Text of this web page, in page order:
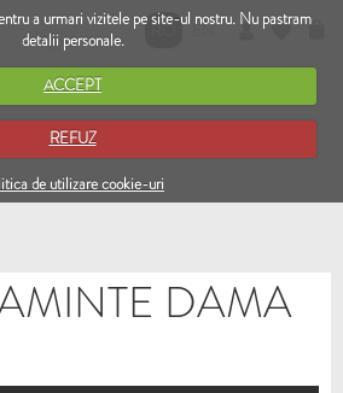
a urmari vizitele pe site-ul nostru. Nu pastram
detalii personale.
ACCEPT
REFUZ
de utilizare cookie-uri
RO EN
DAMA